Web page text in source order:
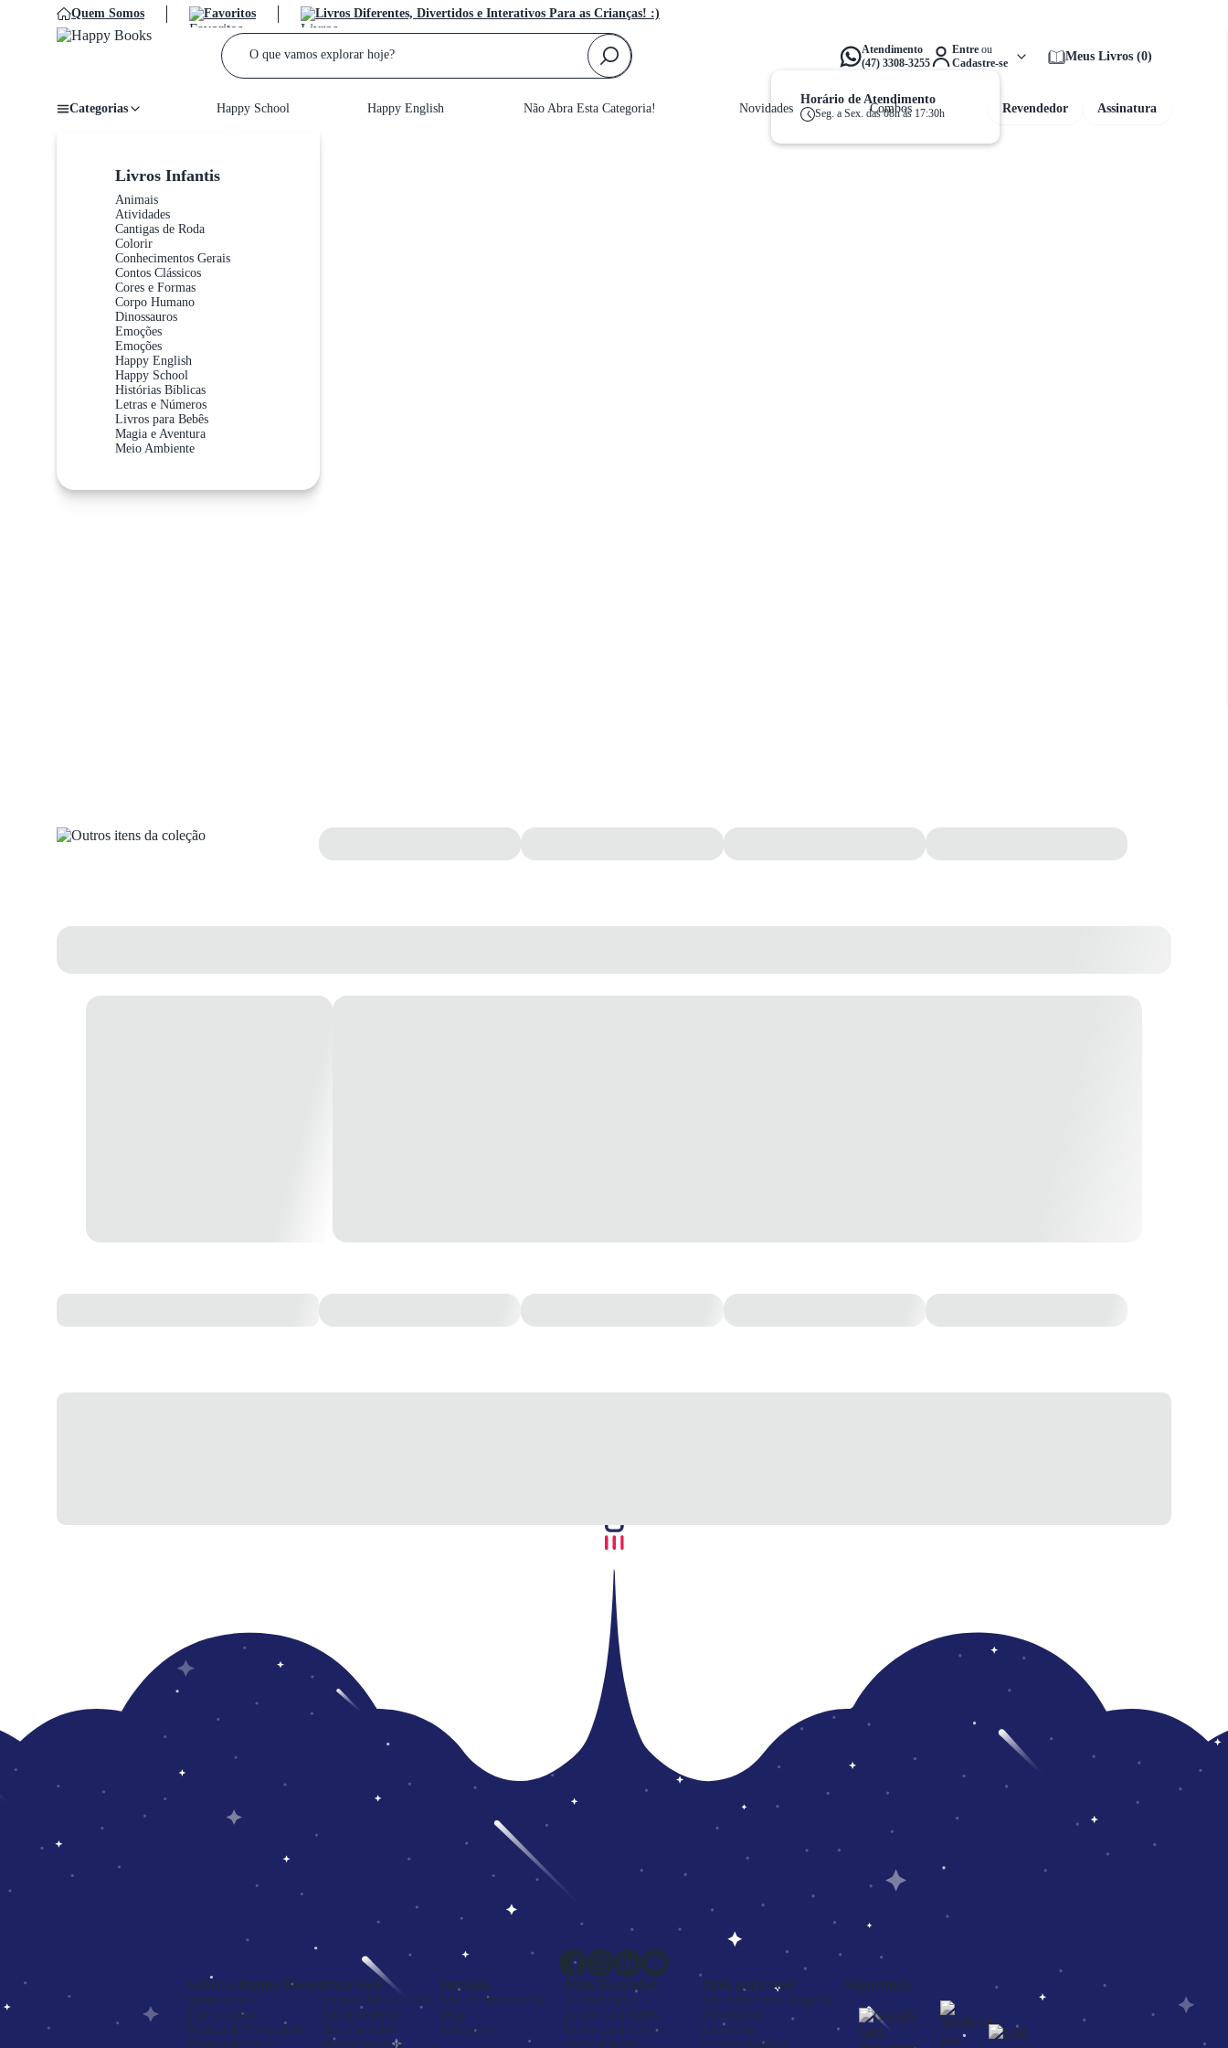
Quem Somos Favoritos Livros Diferentes, Divertidos e Interativos Para as Crianças! :)
Falta apenas R$ 159,00 para ganhar
Atendimento
(47) 3308-3255
Horário de Atendimento
Seg. a Sex. das 08h às 17:30h
Entre ou
Cadastre-se
Meus Livros (0)
Categorias
Livros Infantis
Animais
Atividades
Cantigas de Roda
Colorir
Conhecimentos Gerais
Contos Clássicos
Cores e Formas
Corpo Humano
Dinossauros
Emoções
Emoções
Happy English
Happy School
Histórias Bíblicas
Letras e Números
Livros para Bebês
Magia e Aventura
Meio Ambiente
Sistema Solar
Happy School Happy English Não Abra Esta Categoria! Novidades Combos Revendedor Assinatura
Sobre a Happy Books
Quem somos
Fale Conosco
Política de Privacidade
Política de Frete
Para você
Esqueci Minha senha
Editar endereço
Meu Carrinho
Meus Favoritos
Serviços
Seja um Revendedor
Blog
Assinatura
Mais Buscados
Alfabetização
Livros para Bebês
Livros para Colorir
Apoio Escolar
Mais para você
Não Abra Esta Categoria
Dinossauros
Interativos
Contos Clássicos
Segurança